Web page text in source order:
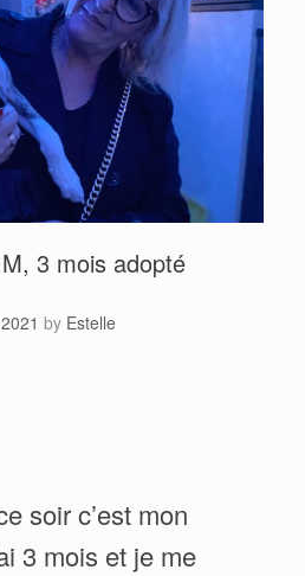
3 mois adopté
by Estelle
soir c’est mon
3 mois et je me